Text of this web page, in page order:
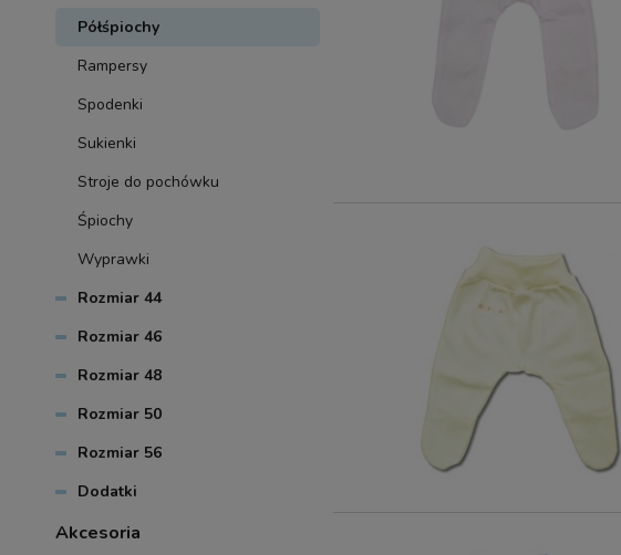
Półśpiochy
Rampersy
Spodenki
Sukienki
Stroje do pochówku
Śpiochy
Wyprawki
Rozmiar 44
Rozmiar 46
Rozmiar 48
Rozmiar 50
Rozmiar 56
Dodatki
Akcesoria